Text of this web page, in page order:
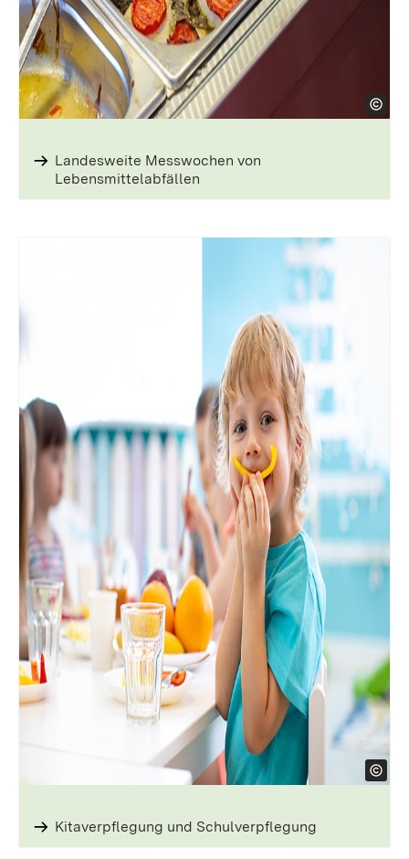
Landesweite Messwochen von
Lebensmittelabfällen
Kitaverpflegung und Schulverpflegung